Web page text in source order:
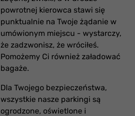
powrotnej kierowca stawi się
punktualnie na Twoje żądanie w
umówionym miejscu - wystarczy,
że zadzwonisz, że wróciłeś.
Pomożemy Ci również załadować
bagaże.
Dla Twojego bezpieczeństwa,
wszystkie nasze parkingi są
ogrodzone, oświetlone i